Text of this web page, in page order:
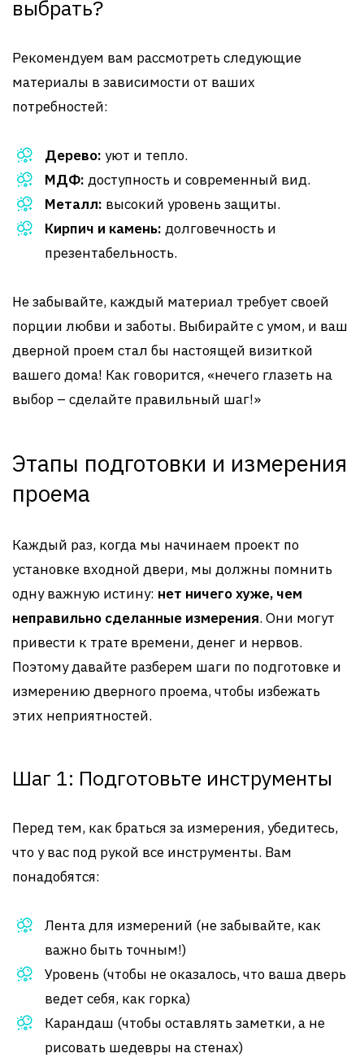
выбрать?
Рекомендуем вам рассмотреть следующие
материалы в зависимости от ваших
потребностей:
Дерево: уют и тепло.
МДФ: доступность и современный вид.
Металл: высокий уровень защиты.
Кирпич и камень: долговечность и
презентабельность.
Не забывайте, каждый материал требует своей
порции любви и заботы. Выбирайте с умом, и ваш
дверной проем стал бы настоящей визиткой
вашего дома! Как говорится, «нечего глазеть на
выбор – сделайте правильный шаг!»
Этапы подготовки и измерения
проема
Каждый раз, когда мы начинаем проект по
установке входной двери, мы должны помнить
одну важную истину: нет ничего хуже, чем
неправильно сделанные измерения. Они могут
привести к трате времени, денег и нервов.
Поэтому давайте разберем шаги по подготовке и
измерению дверного проема, чтобы избежать
этих неприятностей.
Шаг 1: Подготовьте инструменты
Перед тем, как браться за измерения, убедитесь,
что у вас под рукой все инструменты. Вам
понадобятся:
Лента для измерений (не забывайте, как
важно быть точным!)
Уровень (чтобы не оказалось, что ваша дверь
ведет себя, как горка)
Карандаш (чтобы оставлять заметки, а не
рисовать шедевры на стенах)